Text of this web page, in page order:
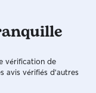
vérification de
avis vérifiés d'autres